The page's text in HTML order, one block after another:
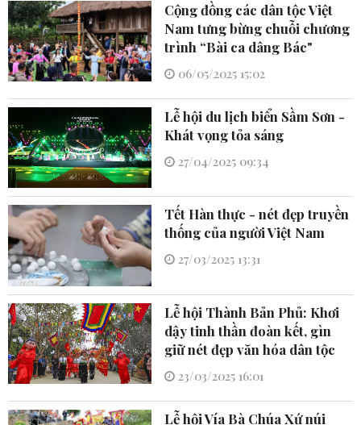
Cộng đồng các dân tộc Việt
Nam tưng bừng chuỗi chương
trình “Bài ca dâng Bác"
06/05/2025 15:02
Lễ hội du lịch biển Sầm Sơn -
Khát vọng tỏa sáng
27/04/2025 09:34
Tết Hàn thực - nét đẹp truyền
thống của người Việt Nam
27/03/2025 13:31
Lễ hội Thành Bản Phủ: Khơi
dậy tinh thần đoàn kết, gìn
giữ nét đẹp văn hóa dân tộc
23/03/2025 16:01
Lễ hội Vía Bà Chúa Xứ núi